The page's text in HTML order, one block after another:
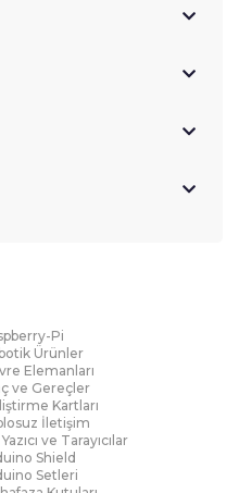
Pi
Ürünler
Elemanları
ve Gereçler
Kartları
İletişim
ve Tarayıcılar
Shield
Setleri